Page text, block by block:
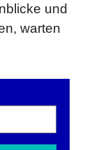
und
warten